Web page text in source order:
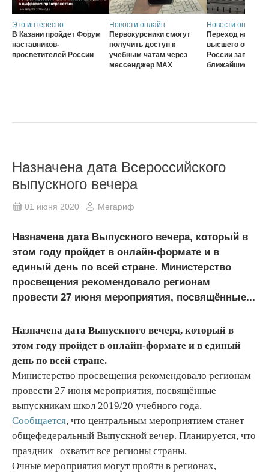
Это интересно
В Казани пройдет Форум
наставников-
просветителей России
Новости онлайн
Первокурсники смогут
получить доступ к
учебным чатам через
мессенджер MAX
Новости онлайн
Переход на
высшего
России
ближайшие три
Назначена дата Всероссийского
выпускного вечера
01 июня 2020 Мәгариф
Назначена дата Выпускного вечера, который в
этом году пройдет в онлайн-формате и в
единый день по всей стране. Министерство
просвещения рекомендовало регионам
провести 27 июня мероприятия, посвящённые...
Назначена дата Выпускного вечера, который в
этом году пройдет в онлайн-формате и в единый
день по всей стране.
Министерство просвещения рекомендовало регионам
провести 27 июня мероприятия, посвящённые
выпускникам школ 2019/20 учебного года.
Сообщается, что центральным мероприятием станет
общефедеральный Выпускной вечер. Планируется, что
праздник охватит все регионы страны.
Очные мероприятия могут пройти в регионах,